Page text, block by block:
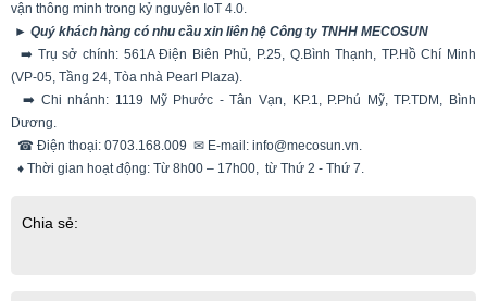
vận thông minh trong kỷ nguyên IoT 4.0.
► Quý khách hàng có nhu cầu xin liên hệ Công ty TNHH MECOSUN
➡️ Trụ sở chính: 561A Điện Biên Phủ, P.25, Q.Bình Thạnh, TP.Hồ Chí Minh
(VP-05, Tầng 24, Tòa nhà Pearl Plaza).
➡️ Chi nhánh: 1119 Mỹ Phước - Tân Vạn, KP.1, P.Phú Mỹ, TP.TDM, Bình
Dương.
☎ Điện thoại: 0703.168.009 ✉ E-mail: info@mecosun.vn.
♦ Thời gian hoạt động: Từ 8h00 – 17h00, từ Thứ 2 - Thứ 7.
Chia sẻ: